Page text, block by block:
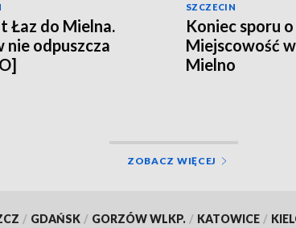
Łaz do Mielna.
nie odpuszcza
SZCZECIN
Koniec sporu
Miejscowość
Mielno
ZOBACZ WIĘCEJ
/ GDAŃSK / GORZÓW WLKP. / KATOWICE /